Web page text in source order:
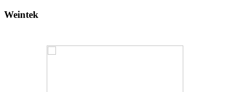
Weintek